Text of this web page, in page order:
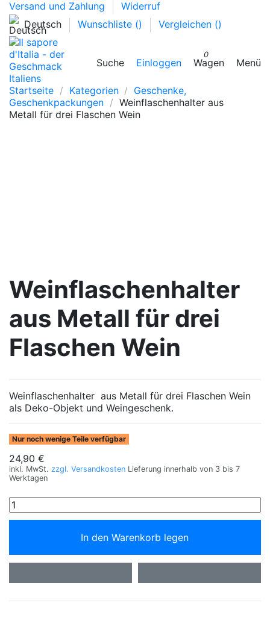
Versand und Zahlung
Widerruf
Deutsch
Wunschliste () Vergleichen ()
Suche Einloggen
0
Wagen Menü
Startseite Kategorien
Geschenke,
Geschenkpackungen
Weinflaschenhalter aus
Metall für drei Flaschen Wein
Weinflaschenhalter
aus Metall für drei
Flaschen Wein
Weinflaschenhalter aus Metall für drei Flaschen Wein
als Deko-Objekt und Weingeschenk.
Nur noch wenige Teile verfügbar
24,90 €
inkl. MwSt. zzgl. Versandkosten Lieferung innerhalb von 3 bis 7
Werktagen
In den Warenkorb legen